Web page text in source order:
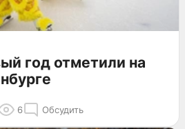
год отметили на
6 Обсудить